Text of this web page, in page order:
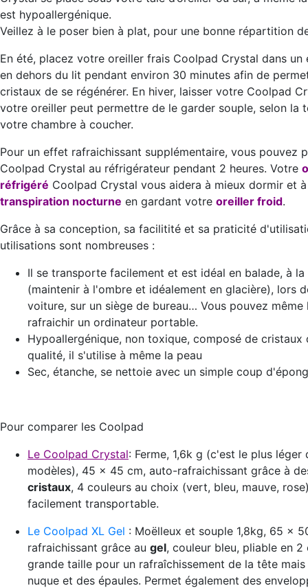
est hypoallergénique.
Veillez à le poser bien à plat, pour une bonne répartition
En été, placez votre oreiller frais Coolpad Crystal dans un
en dehors du lit pendant environ 30 minutes afin de
cristaux de se régénérer. En hiver, laisser votre Coolpad
votre oreiller peut permettre de le garder souple, selon la
votre chambre à coucher.
Pour un effet rafraichissant supplémentaire, vous pouvez
Coolpad Crystal au réfrigérateur pendant 2 heures. Votre
réfrigéré Coolpad Crystal vous aidera à mieux dormir et à
transpiration nocturne en gardant votre oreiller froid.
Grâce à sa conception, sa facilitité et sa praticité
utilisations sont nombreuses :
Il se transporte facilement et est idéal en balade, à la
(maintenir à l'ombre et idéalement en glacière), lors
voiture, sur un siège de bureau… Vous pouvez même
rafraichir un ordinateur portable.
Hypoallergénique, non toxique, composé de cristaux
qualité, il s'utilise à même la peau
Sec, étanche, se nettoie avec un simple coup
Pour comparer les Coolpad
Le Coolpad Crystal: Ferme, 1,6k g (c'est le plus léger
modèles), 45 x 45 cm, auto-rafraichissant grâce à
cristaux, 4 couleurs au choix (vert, bleu, mauve,
facilement transportable.
Le Coolpad XL Gel : Moëlleux et souple 1,8kg, 65 x
rafraichissant grâce au gel, couleur bleu, pliable en 2
grande taille pour un rafraîchissement de la tête mais
nuque et des épaules. Permet également des